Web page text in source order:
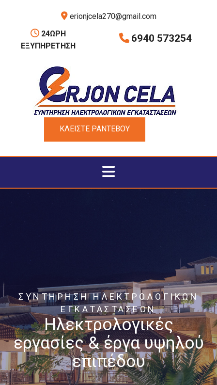
erionjcela270@gmail.com
 24ΩΡΗ
ΕΞΥΠΗΡΕΤΗΣΗ
 6940 573254
ΚΛΕΙΣΤΕ ΡΑΝΤΕΒΟΥ
ΣΥΝΤΗΡΗΣΗ ΗΛΕΚΤΡΟΛΟΓΙΚΩΝ
ΕΓΚΑΤΑΣΤΑΣΕΩΝ
Ηλεκτρολογικές
εργασίες & έργα υψηλού
επιπέδου